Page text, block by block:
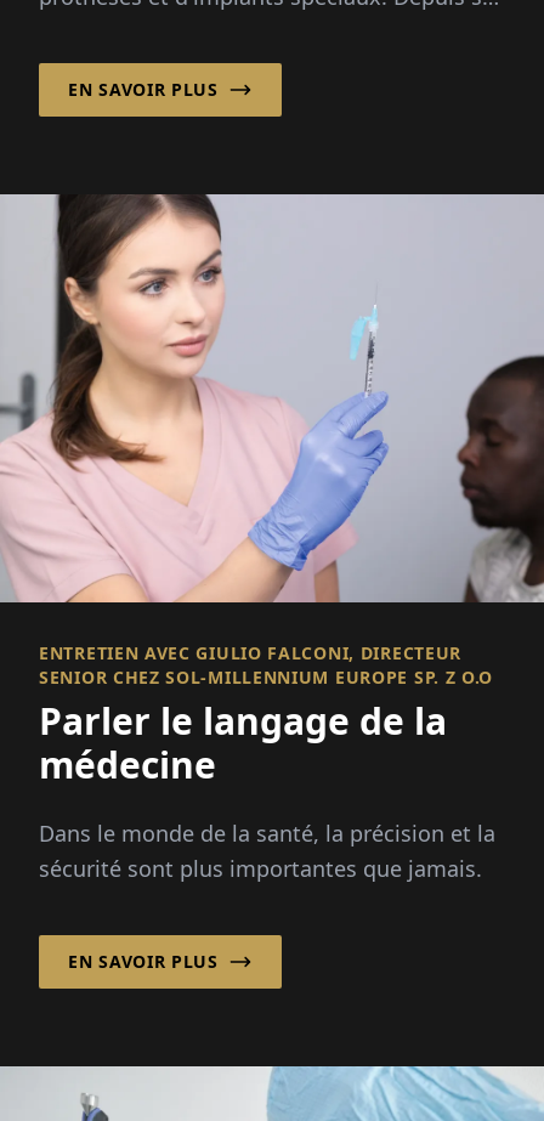
EN SAVOIR PLUS
ENTRETIEN AVEC GIULIO FALCONI, DIRECTEUR
SENIOR CHEZ SOL-MILLENNIUM EUROPE SP. Z O.O
Parler le langage de la
médecine
Dans le monde de la santé, la précision et la
sécurité sont plus importantes que jamais.
EN SAVOIR PLUS